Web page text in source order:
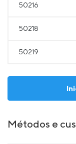
50216
50218
50219
Métodos e